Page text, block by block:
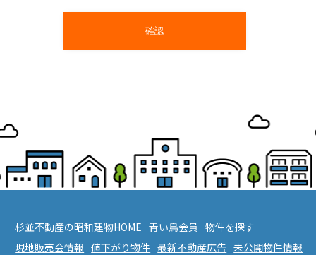
杉並不動産の昭和建物HOME 青い鳥会員
物件を探す
現地販売会情報 値下がり物件 最新不動産広告 未公開物件情報